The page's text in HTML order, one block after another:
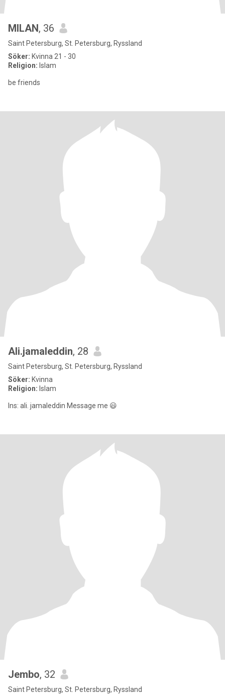
MILAN, 36
Saint Petersburg, St. Petersburg, Ryssland
Söker: Kvinna 21 - 30
Religion: Islam
be friends
Ali.jamaleddin, 28
Saint Petersburg, St. Petersburg, Ryssland
Söker: Kvinna
Religion: Islam
Ins: ali. jamaleddin Message me 😃
Jembo, 32
Saint Petersburg, St. Petersburg, Ryssland